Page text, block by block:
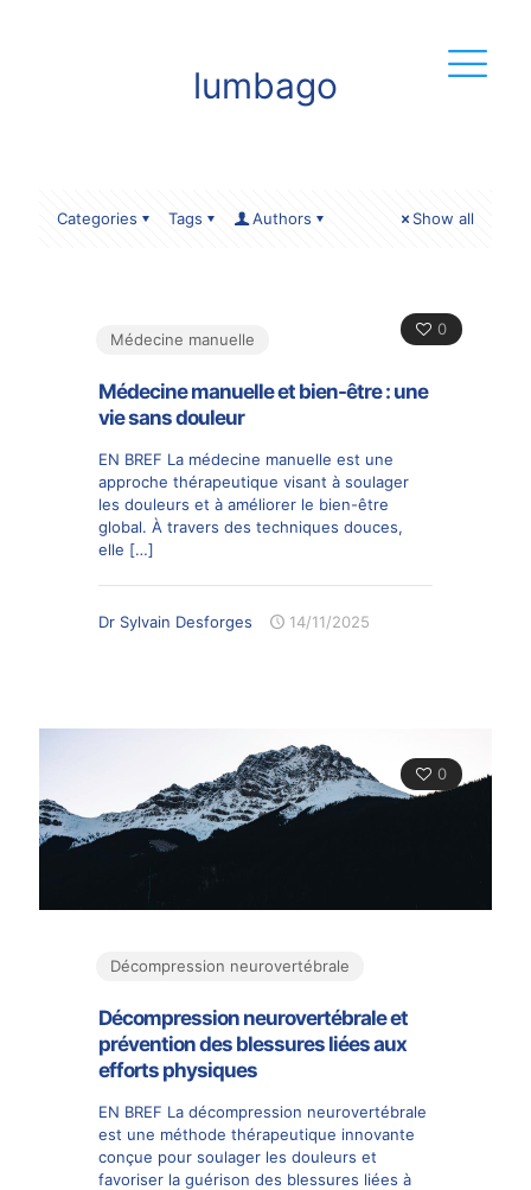
lumbago
Categories Tags Authors Show all
0
Médecine manuelle
Médecine manuelle et bien-être : une
vie sans douleur
EN BREF La médecine manuelle est une
approche thérapeutique visant à soulager
les douleurs et à améliorer le bien-être
global. À travers des techniques douces,
elle […]
Dr Sylvain Desforges 14/11/2025
0
Décompression neurovertébrale
Décompression neurovertébrale et
prévention des blessures liées aux
efforts physiques
EN BREF La décompression neurovertébrale
est une méthode thérapeutique innovante
conçue pour soulager les douleurs et
favoriser la guérison des blessures liées à